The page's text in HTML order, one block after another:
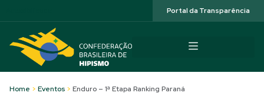
Portal da Transparência
Home > Eventos > Enduro – 1ª Etapa Ranking Paraná